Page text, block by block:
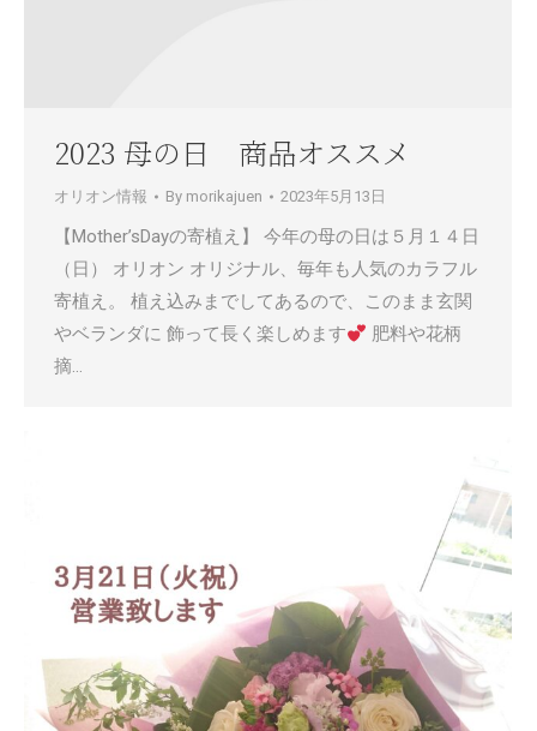
2023 母の日 商品オススメ
オリオン情報 By morikajuen 2023年5月13日
【Mother’sDayの寄植え】 今年の母の日は５月１４日
（日） オリオン オリジナル、毎年も人気のカラフル
寄植え。 植え込みまでしてあるので、このまま玄関
やベランダに 飾って長く楽しめます
肥料や花柄
摘…